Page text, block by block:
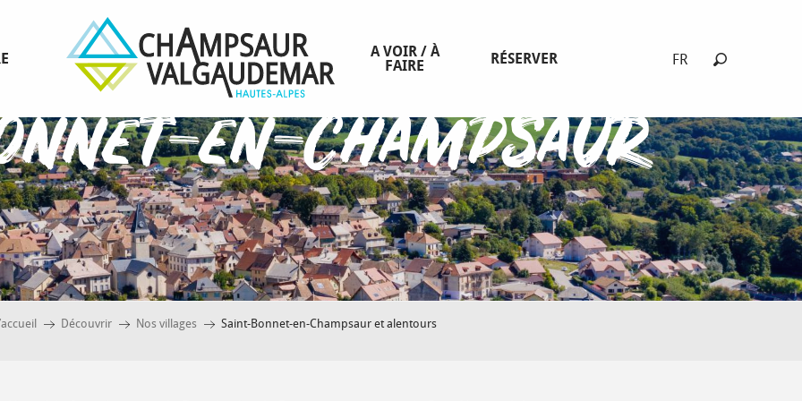
FR
A VOIR / À
FAIRE
RÉSERVER
en-Champsaur
Découvrir Nos villages Saint-Bonnet-en-Champsaur et alentours